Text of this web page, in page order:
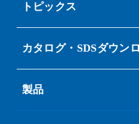
トピックス
カタログ・SDSダウン
製品